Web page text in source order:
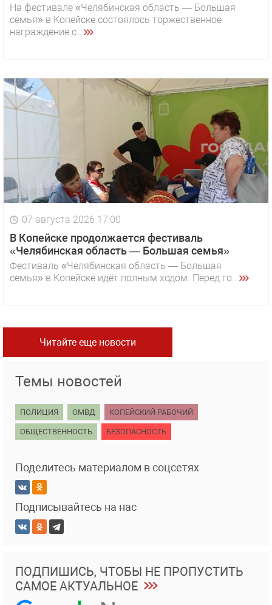
На фестивале «Челябинская область — Большая
семья» в Копейске состоялось торжественное
награждение с...
07 августа 2026 17:00
В Копейске продолжается фестиваль
«Челябинская область — Большая семья»
Фестиваль «Челябинская область — Большая
семья» в Копейске идёт полным ходом. Перед го...
Читайте еще новости
Темы новостей
ПОЛИЦИЯ ОМВД КОПЕЙСКИЙ РАБОЧИЙ
ОБЩЕСТВЕННОСТЬ БЕЗОПАСНОСТЬ
Поделитесь материалом в соцсетях
Подписывайтесь на нас
ПОДПИШИСЬ, ЧТОБЫ НЕ ПРОПУСТИТЬ
САМОЕ АКТУАЛЬНОЕ